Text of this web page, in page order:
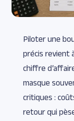
Piloter une
précis revient
chiffre
masque
critiques :
retour qui